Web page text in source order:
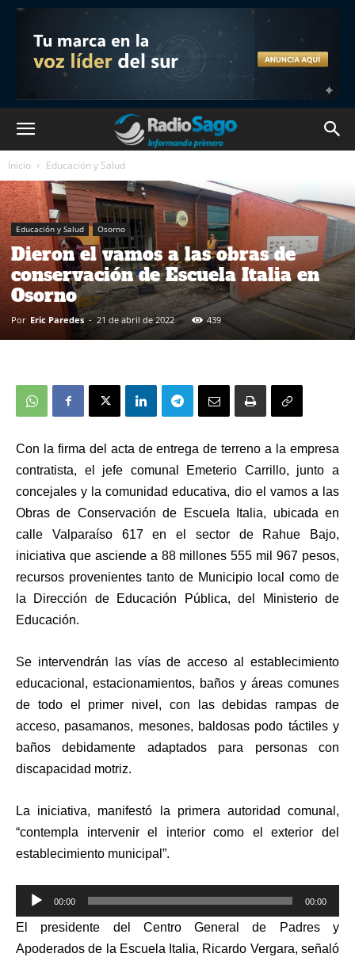
Inicio Educación y Salud
Educación y Salud Osorno
Dieron el vamos a las obras de
conservación de Escuela Italia en
Osorno
Por Eric Paredes - 21 de abril de 2022 439
Con la firma del acta de entrega de terreno a la empresa
contratista, el jefe comunal Emeterio Carrillo, junto a
concejales y la comunidad educativa, dio el vamos a las
Obras de Conservación de Escuela Italia, ubicada en
calle Valparaíso 617 en el sector de Rahue Bajo,
iniciativa que asciende a 88 millones 555 mil 967 pesos,
recursos provenientes tanto de Municipio local como de
la Dirección de Educación Pública, del Ministerio de
Educación.
Se intervendrán las vías de acceso al establecimiento
educacional, estacionamientos, baños y áreas comunes
de todo el primer nivel, con las debidas rampas de
acceso, pasamanos, mesones, baldosas podo táctiles y
baños debidamente adaptados para personas con
discapacidad motriz.
La iniciativa, manifestó la primera autoridad comunal,
“contempla intervenir el interior como el exterior del
establecimiento municipal”.
Reproductor
de
audio
00:00 00:00
El presidente del Centro General de Padres y
Apoderados de la Escuela Italia, Ricardo Vergara, señaló